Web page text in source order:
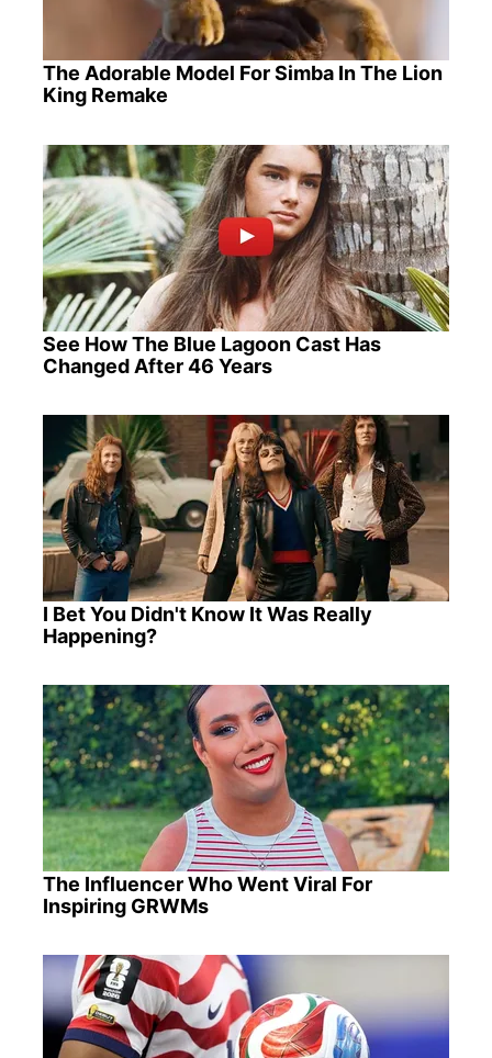
The Adorable Model For Simba In The Lion
King Remake
See How The Blue Lagoon Cast Has
Changed After 46 Years
I Bet You Didn't Know It Was Really
Happening?
The Influencer Who Went Viral For
Inspiring GRWMs